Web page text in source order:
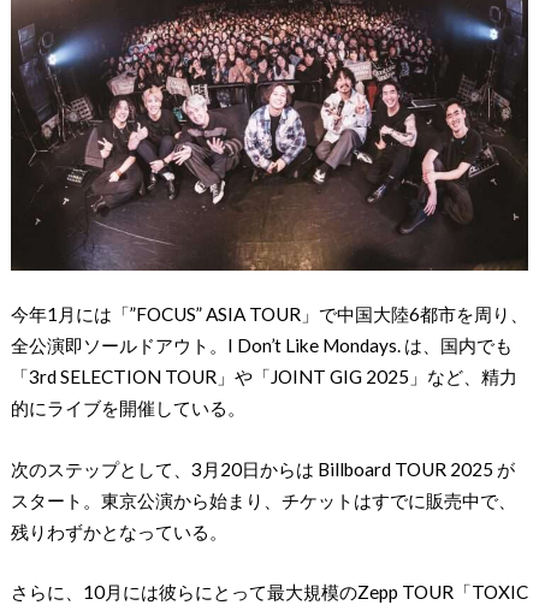
今年1月には「”FOCUS” ASIA TOUR」で中国大陸6都市を周り、
全公演即ソールドアウト。I Don’t Like Mondays. は、国内でも
「3rd SELECTION TOUR」や「JOINT GIG 2025」など、精力
的にライブを開催している。
次のステップとして、3月20日からは Billboard TOUR 2025 が
スタート。東京公演から始まり、チケットはすでに販売中で、
残りわずかとなっている。
さらに、10月には彼らにとって最大規模のZepp TOUR「TOXIC